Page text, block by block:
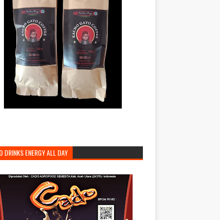
DRINKS ENERGY ALL DAY